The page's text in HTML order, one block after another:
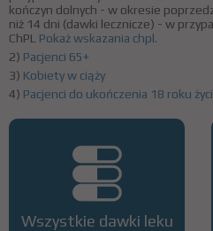
kończyn dolnych - w okresie
niż 14 dni (dawki lecznicze) - w
ChPL Pokaż wskazania chpl.
2) Pacjenci 65+
3) Kobiety w ciąży
4) Pacjenci do ukończenia 18 roku
Wszystkie dawki leku